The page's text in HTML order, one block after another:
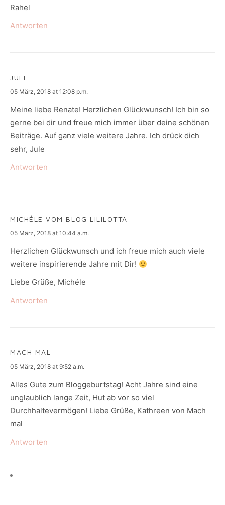
Rahel
Antworten
JULE
says:
05 März, 2018 at 12:08 p.m.
Meine liebe Renate! Herzlichen Glückwunsch! Ich bin so
gerne bei dir und freue mich immer über deine schönen
Beiträge. Auf ganz viele weitere Jahre. Ich drück dich
sehr, Jule
Antworten
MICHÉLE VOM BLOG LILILOTTA
says:
05 März, 2018 at 10:44 a.m.
Herzlichen Glückwunsch und ich freue mich auch viele
weitere inspirierende Jahre mit Dir!
Liebe Grüße, Michéle
Antworten
MACH MAL
says:
05 März, 2018 at 9:52 a.m.
Alles Gute zum Bloggeburtstag! Acht Jahre sind eine
unglaublich lange Zeit, Hut ab vor so viel
Durchhaltevermögen! Liebe Grüße, Kathreen von Mach
mal
Antworten